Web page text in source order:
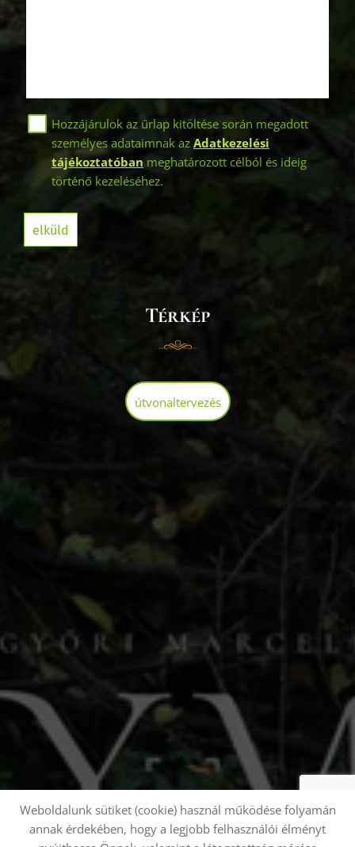
Hozzájárulok az űrlap kitöltése során megadott
személyes adataimnak az Adatkezelési
tájékoztatóban meghatározott célból és ideig
történő kezeléséhez.
elküld
Térkép
útvonaltervezés
Weboldalunk sütiket (cookie) használ működése folyamán
annak érdekében, hogy a legjobb felhasználói élményt